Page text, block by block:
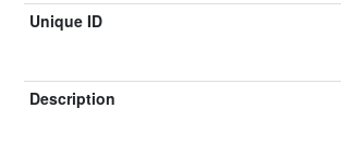
Unique ID
Description